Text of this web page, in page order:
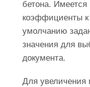
бетона.
коэффициенты к
умолчанию
значения для
документа.
Для увеличения